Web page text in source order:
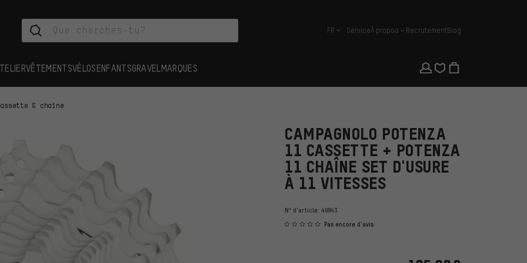
français
FR ServiceÀ propos RecrutementBlog
VÊTEMENTSVÉLOSENFANTSGRAVEL MARQUES
& chaîne
CAMPAGNOLO POTENZA
11 CASSETTE + POTENZA
11 CHAÎNE SET D'USURE
À 11 VITESSES
N° d'article: 49943
Pas encore d'avis